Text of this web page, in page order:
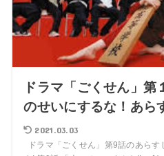
ドラマ「ごくせん」第
のせいにするな！あら
2021.03.03
ドラマ「ごくせん」第9話のあらす